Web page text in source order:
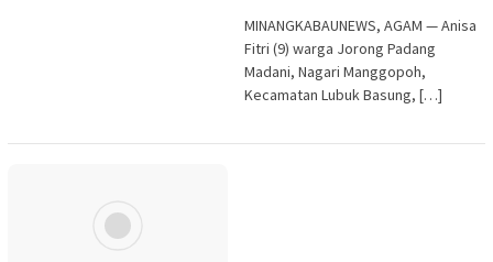
MINANGKABAUNEWS, AGAM — Anisa
Fitri (9) warga Jorong Padang
Madani, Nagari Manggopoh,
Kecamatan Lubuk Basung, […]